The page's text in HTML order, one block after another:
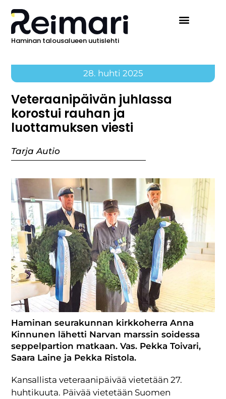
Haminan talousalueen uutislehti
28. huhti 2025
Veteraanipäivän juhlassa
korostui rauhan ja
luottamuksen viesti
Tarja Autio
Haminan seurakunnan kirkkoherra Anna
Kinnunen lähetti Narvan marssin soidessa
seppelpartion matkaan. Vas. Pekka Toivari,
Saara Laine ja Pekka Ristola.
Kansallista veteraanipäivää vietetään 27.
huhtikuuta. Päivää vietetään Suomen